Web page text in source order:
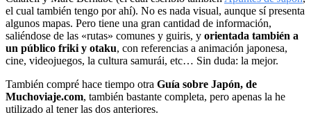
el cual también tengo por ahí). No es nada visual, aunque sí presenta
algunos mapas. Pero tiene una gran cantidad de información,
saliéndose de las «rutas» comunes y guiris, y orientada también a
un público friki y otaku, con referencias a animación japonesa,
cine, videojuegos, la cultura samurái, etc… Sin duda: la mejor.
También compré hace tiempo otra Guía sobre Japón, de
Muchoviaje.com, también bastante completa, pero apenas la he
utilizado al tener las dos anteriores.